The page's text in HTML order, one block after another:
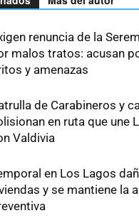
renuncia de la
malos tratos: acusan
y amenazas
de Carabineros y
en ruta que une
Valdivia
en Los Lagos
y se mantiene la